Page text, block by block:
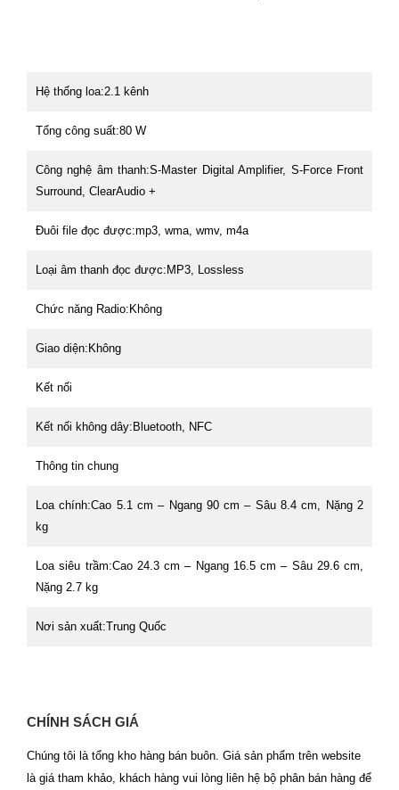
Hệ thống loa:2.1 kênh
Tổng công suất:80 W
Công nghệ âm thanh:S-Master Digital Amplifier, S-Force Front
Surround, ClearAudio +
Đuôi file đọc được:mp3, wma, wmv, m4a
Loại âm thanh đọc được:MP3, Lossless
Chức năng Radio:Không
Giao diện:Không
Kết nối
Kết nối không dây:Bluetooth, NFC
Thông tin chung
Loa chính:Cao 5.1 cm – Ngang 90 cm – Sâu 8.4 cm, Nặng 2
kg
Loa siêu trầm:Cao 24.3 cm – Ngang 16.5 cm – Sâu 29.6 cm,
Nặng 2.7 kg
Nơi sản xuất:Trung Quốc
CHÍNH SÁCH GIÁ
Chúng tôi là tổng kho hàng bán buôn. Giá sản phẩm trên website
là giá tham khảo, khách hàng vui lòng liên hệ bộ phân bán hàng để